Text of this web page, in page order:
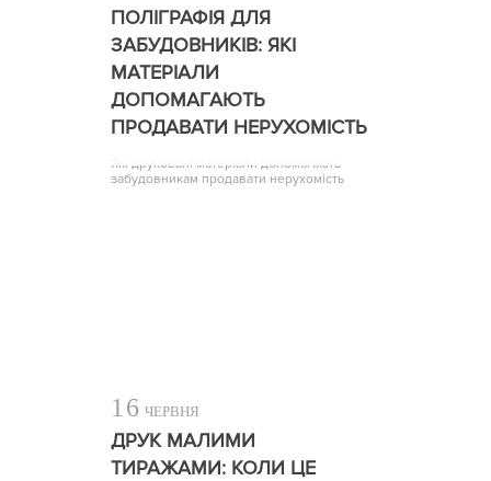
ПОЛІГРАФІЯ ДЛЯ
ЗАБУДОВНИКІВ: ЯКІ
МАТЕРІАЛИ
ДОПОМАГАЮТЬ
ПРОДАВАТИ НЕРУХОМІСТЬ
Які друковані матеріали допомагають
забудовникам продавати нерухомість
16 ЧЕРВНЯ
ДРУК МАЛИМИ
ТИРАЖАМИ: КОЛИ ЦЕ